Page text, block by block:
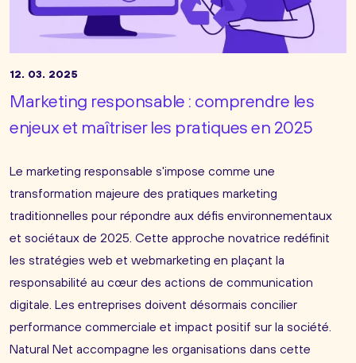
12. 03. 2025
Marketing responsable : comprendre les
enjeux et maîtriser les pratiques en 2025
Le marketing responsable s'impose comme une
transformation majeure des pratiques marketing
traditionnelles pour répondre aux défis environnementaux
et sociétaux de 2025. Cette approche novatrice redéfinit
les stratégies web et webmarketing en plaçant la
responsabilité au cœur des actions de communication
digitale. Les entreprises doivent désormais concilier
performance commerciale et impact positif sur la société.
Natural Net accompagne les organisations dans cette